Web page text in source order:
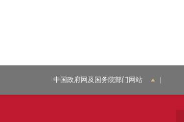
中国政府网及国务院部门网站